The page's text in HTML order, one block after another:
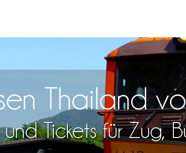
Thailand
Tickets für Zug,